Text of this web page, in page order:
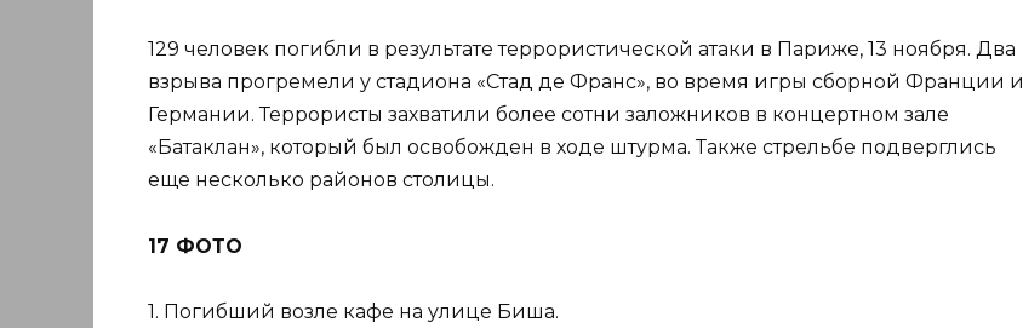
129 человек погибли в результате террористической атаки в Париже, 13 ноября. Два
взрыва прогремели у стадиона «Стад де Франс», во время игры сборной Франции и
Германии. Террористы захватили более сотни заложников в концертном зале
«Батаклан», который был освобожден в ходе штурма. Также стрельбе подверглись
еще несколько районов столицы.
17 ФОТО
1. Погибший возле кафе на улице Биша.